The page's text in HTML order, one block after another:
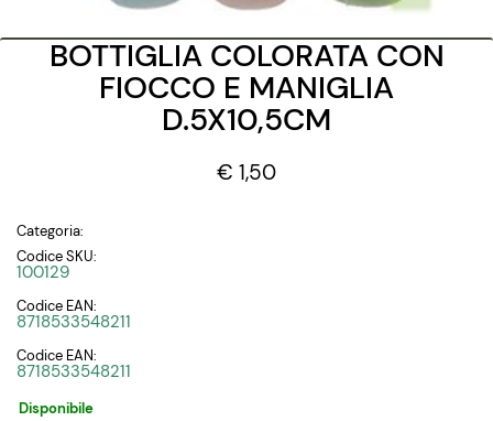
BOTTIGLIA COLORATA CON
FIOCCO E MANIGLIA
D.5X10,5CM
€ 1,50
Categoria:
Codice SKU:
100129
Codice EAN:
8718533548211
Codice EAN:
8718533548211
Disponibile